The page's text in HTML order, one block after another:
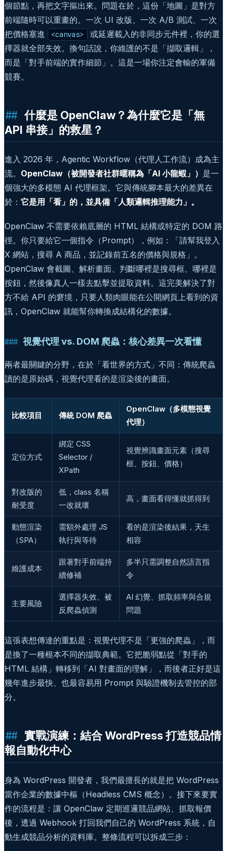
個節點，再把文字摳出來。問題在於，這份「地圖」是對方
前端隨時可以重畫的。一次 UI 改版、一次 A/B 測試、一次
把價格塞進
<canvas>
或延遲載入的非同步元件裡，你的選
擇器就全部失效。換句話說，你維護的不是「擷取邏輯」，
而是「對手前端的實作細節」。這是一場你注定會輸的軍備
競賽。
什麼是 OpenClaw？為什麼它是「無
API 串接」的救星？
進入 2026 年，Agentic Workflow（代理人工作流）成為主
流。 OpenClaw（被開發者社群暱稱為「AI 小龍蝦」） 是一
個強大的多模態 AI 代理框架。它與傳統腳本最大的差異在
於： 它是用「看」的，並具備「人類邏輯推理能力」。
OpenClaw 不需要依賴底層的 HTML 結構或特定的 DOM 路
徑。你只要給它一個指令（Prompt），例如：「請幫我登入
X 網站，搜尋 A 商品，並記錄前五名的價格與規格」。
OpenClaw 會截圖、解析畫面、判斷哪裡是搜尋框、哪裡是
按鈕，然後像真人一樣去點擊並提取資料。這完美解決了對
方不給 API 的窘境，只要人類肉眼能在公開網頁上看到的資
訊，OpenClaw 就能幫你轉換成結構化的數據。
視覺代理 vs. DOM 爬蟲：核心差異一次看懂
兩者最關鍵的分野，在於「看世界的方式」不同：傳統爬蟲
讀的是原始碼，視覺代理看的是渲染後的畫面。
比較項目 傳統 DOM 爬蟲
OpenClaw（多模態視覺
代理）
定位方式
綁定 CSS
Selector /
XPath
視覺辨識畫面元素（搜尋
框、按鈕、價格）
對改版的
耐受度
低，class 名稱
一改就壞
高，畫面看得懂就抓得到
動態渲染
（SPA）
需額外處理 JS
執行與等待
看的是渲染後結果，天生
相容
維護成本
跟著對手前端持
續修補
多半只需調整自然語言指
令
主要風險
選擇器失效、被
反爬蟲偵測
AI 幻覺、抓取頻率與合規
問題
這張表想傳達的重點是：視覺代理不是「更強的爬蟲」，而
是換了一種根本不同的擷取典範。它把脆弱點從「對手的
HTML 結構」轉移到「AI 對畫面的理解」，而後者正好是這
幾年進步最快、也最容易用 Prompt 與驗證機制去管控的部
分。
實戰演練：結合 WordPress 打造競品情
報自動化中心
身為 WordPress 開發者，我們最擅長的就是把 WordPress
當作企業的數據中樞（Headless CMS 概念）。接下來要實
作的流程是：讓 OpenClaw 定期巡邏競品網站、抓取報價
後，透過 Webhook 打回我們自己的 WordPress 系統，自
動生成競品分析的資料庫。整條流程可以拆成三步：